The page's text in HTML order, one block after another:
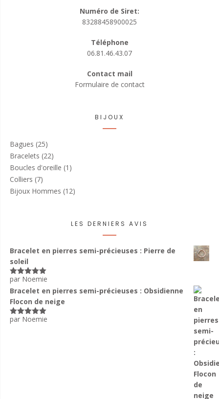
Numéro de Siret:
83288458900025
Téléphone
06.81.46.43.07
Contact mail
Formulaire de contact
BIJOUX
Bagues (25)
Bracelets (22)
Boucles d'oreille (1)
Colliers (7)
Bijoux Hommes (12)
LES DERNIERS AVIS
Bracelet en pierres semi-précieuses : Pierre de
soleil
Note5sur
5
par Noemie
Bracelet en pierres semi-précieuses : Obsidienne
Flocon de neige
Note5sur
par Noemie